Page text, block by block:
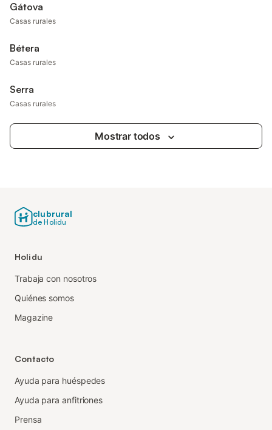
Gátova
Casas rurales
Bétera
Casas rurales
Serra
Casas rurales
Mostrar todos
clubrural
de Holidu
Holidu
Trabaja con nosotros
Quiénes somos
Magazine
Contacto
Ayuda para huéspedes
Ayuda para anfitriones
Prensa